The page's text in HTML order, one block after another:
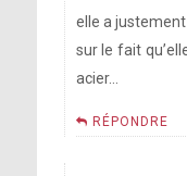
elle a
sur le fait
acier…
RÉPONDRE